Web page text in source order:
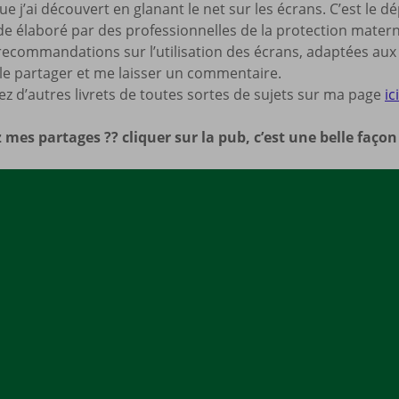
Mes
j’ai découvert en glanant le net sur les écrans. C’est le
élaboré par des professionnelles de la protection
sur l’utilisation des écrans, adaptées
le partager et me laisser un commentaire.
d’autres livrets de toutes sortes de sujets sur ma page
partages ?? cliquer sur la pub, c’est une belle façon